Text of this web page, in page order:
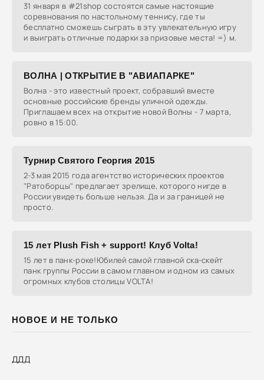
НОВОЕ И НЕ ТОЛЬКО
ДДД
31 января в #21shop состоятся самые настоящие
соревнования по настольному теннису, где ты
бесплатно сможешь сыграть в эту увлекательную игру
и выиграть отличные подарки за призовые места! =) м.
ВОЛНА | ОТКРЫТИЕ В "АВИАПАРКЕ"
Волна - это известный проект, собравший вместе
основные российские бренды уличной одежды.
Приглашаем всех на открытие новой Волны - 7 марта,
ровно в 15:00.
Турнир Святого Георгия 2015
2-3 мая 2015 года агентство исторических проектов
"Ратоборцы" предлагает зрелище, которого нигде в
России увидеть больше нельзя. Да и за границей не
просто.
15 лет Plush Fish + support! Клуб Volta!
15 лет в панк-роке!Юбилей самой главной ска-скейт
панк группы России в самом главном и одном из самых
огромных клубов столицы VOLTA!